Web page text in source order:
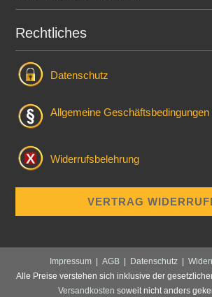
Rechtliches
Datenschutz
Allgemeine Geschäftsbedingungen
Widerrufsbelehrung
VERTRAG
Impressum | AGB | Datenschutz |
Alle Preise verstehen sich inklusive der
Versandkosten soweit nicht anders